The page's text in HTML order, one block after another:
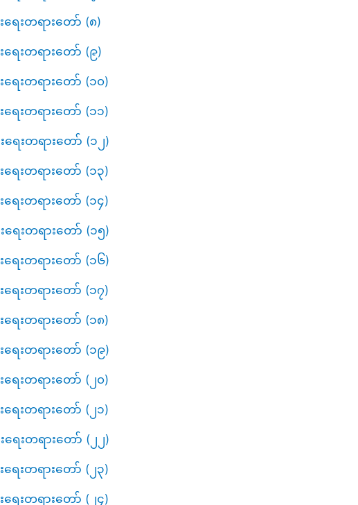
ေးတရားတော် (၈)
ေးတရားတော် (၉)
ေးတရားတော် (၁၀)
ေးတရားတော် (၁၁)
ေးတရားတော် (၁၂)
ေးတရားတော် (၁၃)
ေးတရားတော် (၁၄)
ေးတရားတော် (၁၅)
ေးတရားတော် (၁၆)
ေးတရားတော် (၁၇)
ေးတရားတော် (၁၈)
ေးတရားတော် (၁၉)
ေးတရားတော် (၂၀)
ေးတရားတော် (၂၁)
ေးတရားတော် (၂၂)
ေးတရားတော် (၂၃)
ေးတရားတော် (၂၄)